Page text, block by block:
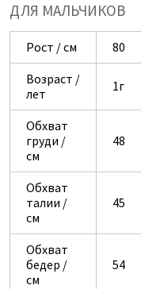
ДЛЯ МАЛЬЧИКОВ
Рост / см 80
Возраст /
лет
1г
Обхват
груди /
см
48
Обхват
талии /
см
45
Обхват
бедер /
см
54